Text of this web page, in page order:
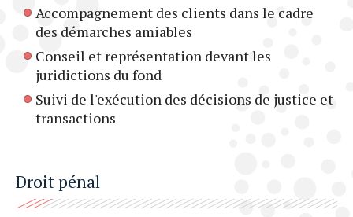
Accompagnement des clients dans le cadre
des démarches amiables
Conseil et représentation devant les
juridictions du fond
Suivi de l'exécution des décisions de justice et
transactions
Droit pénal